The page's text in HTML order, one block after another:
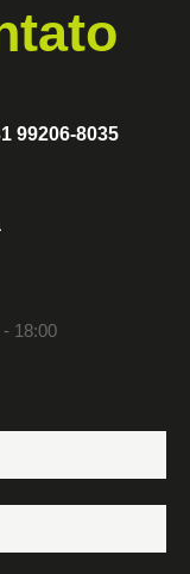
99206-8035
18:00